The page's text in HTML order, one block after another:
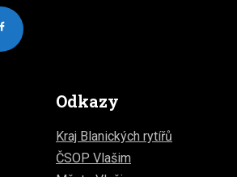
Odkazy
Kraj Blanických rytířů
ČSOP Vlašim